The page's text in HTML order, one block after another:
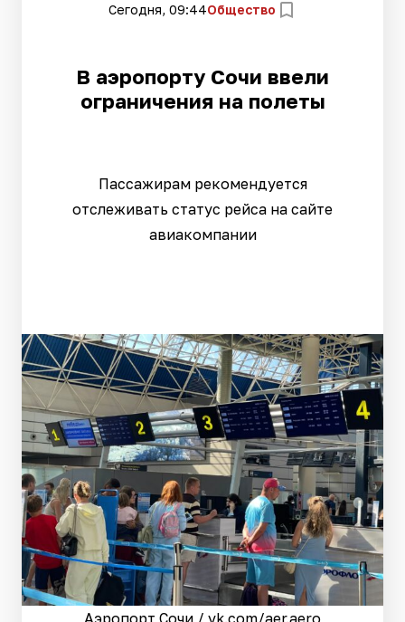
Сегодня, 09:44Общество
В аэропорту Сочи ввели
ограничения на полеты
Пассажирам рекомендуется
отслеживать статус рейса на сайте
авиакомпании